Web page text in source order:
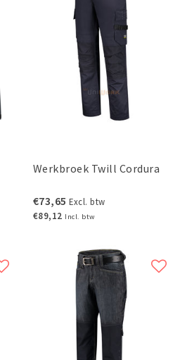
Werkbroek Twill Cordura
€73,65 Excl. btw
€89,12 Incl. btw